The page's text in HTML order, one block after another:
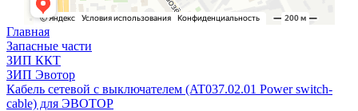
Главная
Запасные части
ЗИП ККТ
ЗИП Эвотор
Кабель сетевой с выключателем (AT037.02.01 Power switch-
cable) для ЭВОТОР